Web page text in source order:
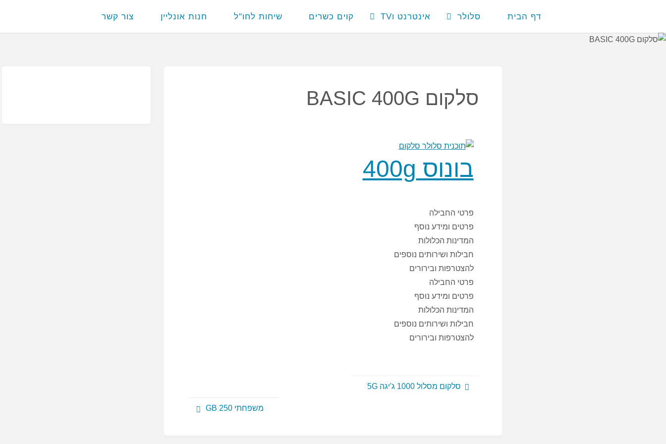
דף הבית סלולר אינטרנט וTV קוים כשרים שיחות לחו"ל חנות אונליין צור קשר
סלקום BASIC 400G
בונוס 400g
פרטי החבילה
פרטים ומידע נוסף
המדינות הכלולות
חבילות ושירותים נוספים
להצטרפות ובירורים
פרטי החבילה
פרטים ומידע נוסף
המדינות הכלולות
חבילות ושירותים נוספים
להצטרפות ובירורים
סלקום מסלול 1000 ג'יגה 5G
משפחתי 250 GB